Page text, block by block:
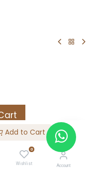
Add to Cart
0
Wishlist Account